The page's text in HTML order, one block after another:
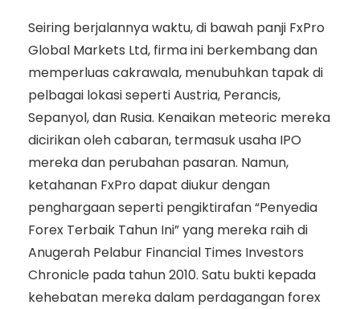
Seiring berjalannya waktu, di bawah panji FxPro
Global Markets Ltd, firma ini berkembang dan
memperluas cakrawala, menubuhkan tapak di
pelbagai lokasi seperti Austria, Perancis,
Sepanyol, dan Rusia. Kenaikan meteoric mereka
dicirikan oleh cabaran, termasuk usaha IPO
mereka dan perubahan pasaran. Namun,
ketahanan FxPro dapat diukur dengan
penghargaan seperti pengiktirafan “Penyedia
Forex Terbaik Tahun Ini” yang mereka raih di
Anugerah Pelabur Financial Times Investors
Chronicle pada tahun 2010. Satu bukti kepada
kehebatan mereka dalam perdagangan forex